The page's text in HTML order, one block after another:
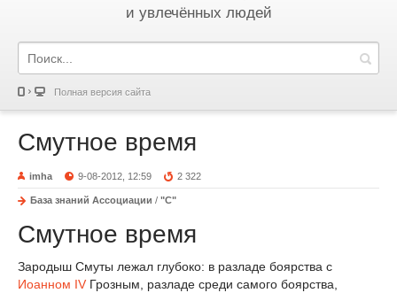
и увлечённых людей
Полная версия сайта
Смутное время
imha 9-08-2012, 12:59 2 322
База знаний Ассоциации / "С"
Смутное время
Зародыш Смуты лежал глубоко: в разладе боярства с
Иоанном IV Грозным, разладе среди самого боярства,